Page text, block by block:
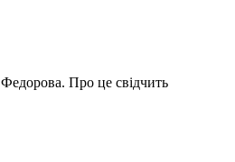
Федорова. Про це свідчить